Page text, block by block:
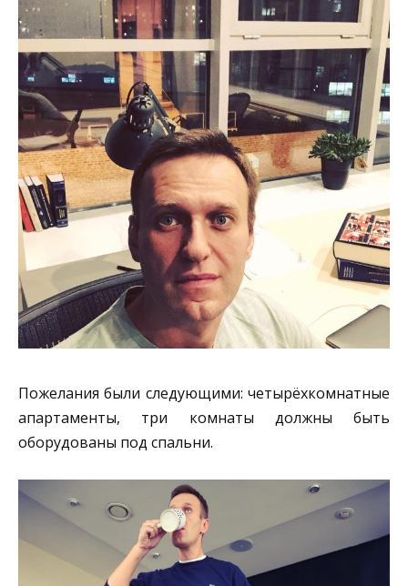
Пожелания были следующими: четырёхкомнатные
апартаменты, три комнаты должны быть
оборудованы под спальни.